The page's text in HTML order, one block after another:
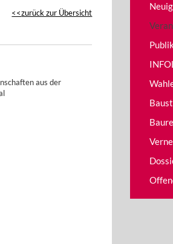
zurück zur Übersicht
aus der